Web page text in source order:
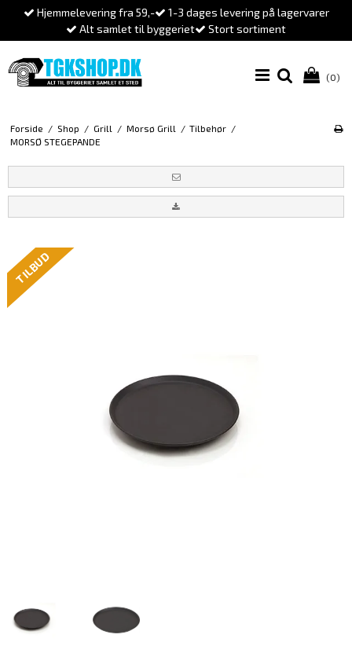
Hjemmelevering fra 59,-
1-3 dages levering på lagervarer
Alt samlet til byggeriet
Stort sortiment
(0)
Forside / Shop / Grill / Morsø Grill / Tilbehør /
MORSØ STEGEPANDE
TILBUD